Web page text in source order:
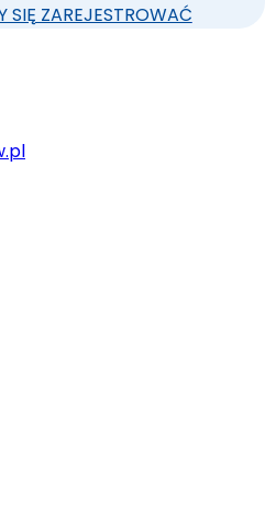
SIĘ ZAREJESTROWAĆ